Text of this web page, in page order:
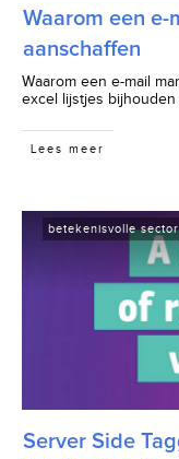
Waarom een
aanschaffen
Waarom een e-mail
excel lijstjes
Lees meer
betekenisvolle
Server Side